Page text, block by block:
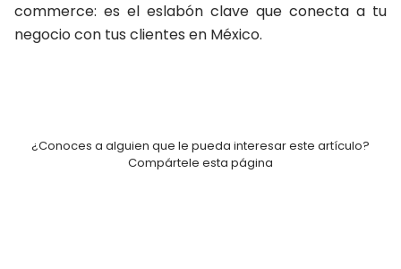
commerce: es el eslabón clave que conecta a tu
negocio con tus clientes en México.
¿Conoces a alguien que le pueda interesar este artículo?
Compártele esta página